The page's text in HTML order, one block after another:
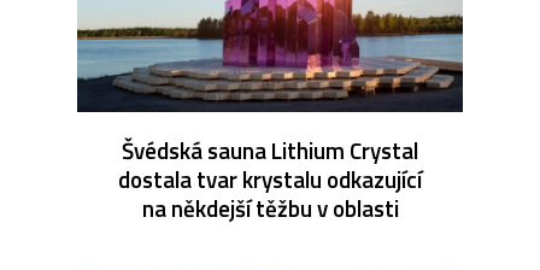
Švédská sauna Lithium Crystal
dostala tvar krystalu odkazující
na někdejší těžbu v oblasti